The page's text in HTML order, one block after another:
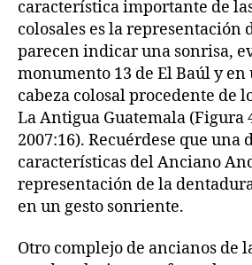
característica importante de
colosales es la representación
parecen indicar una sonrisa,
monumento 13 de El Baúl y en
cabeza colosal procedente de
La Antigua Guatemala (Figura
2007:16). Recuérdese que una
características del Anciano
representación de la
en un gesto sonriente.
Otro complejo de ancianos de